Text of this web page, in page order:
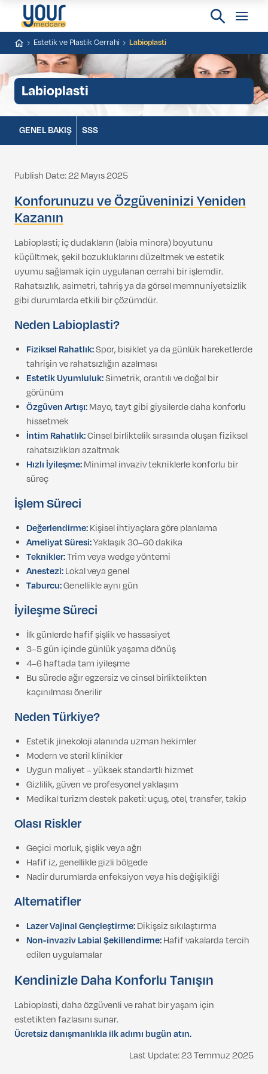
Estetik ve Plastik Cerrahi Labioplasti
Labioplasti
GENEL BAKIŞ SSS
Publish Date: 22 Mayıs 2025
Konforunuzu ve Özgüveninizi Yeniden
Kazanın
Labioplasti; iç dudakların (labia minora) boyutunu
küçültmek, şekil bozukluklarını düzeltmek ve estetik
uyumu sağlamak için uygulanan cerrahi bir işlemdir.
Rahatsızlık, asimetri, tahriş ya da görsel memnuniyetsizlik
gibi durumlarda etkili bir çözümdür.
Neden Labioplasti?
Fiziksel Rahatlık:Spor, bisiklet ya da günlük hareketlerde
tahrişin ve rahatsızlığın azalması
Estetik Uyumluluk:Simetrik, orantılı ve doğal bir
görünüm
Özgüven Artışı:Mayo, tayt gibi giysilerde daha konforlu
hissetmek
İntim Rahatlık:Cinsel birliktelik sırasında oluşan fiziksel
rahatsızlıkları azaltmak
Hızlı İyileşme:Minimal invaziv tekniklerle konforlu bir
süreç
İşlem Süreci
Değerlendirme:Kişisel ihtiyaçlara göre planlama
Ameliyat Süresi:Yaklaşık 30–60 dakika
Teknikler:Trim veya wedge yöntemi
Anestezi:Lokal veya genel
Taburcu:Genellikle aynı gün
İyileşme Süreci
İlk günlerde hafif şişlik ve hassasiyet
3–5 gün içinde günlük yaşama dönüş
4–6 haftada tam iyileşme
Bu sürede ağır egzersiz ve cinsel birliktelikten
kaçınılması önerilir
Neden Türkiye?
Estetik jinekoloji alanında uzman hekimler
Modern ve steril klinikler
Uygun maliyet – yüksek standartlı hizmet
Gizlilik, güven ve profesyonel yaklaşım
Medikal turizm destek paketi: uçuş, otel, transfer, takip
Olası Riskler
Geçici morluk, şişlik veya ağrı
Hafif iz, genellikle gizli bölgede
Nadir durumlarda enfeksiyon veya his değişikliği
Alternatifler
Lazer Vajinal Gençleştirme:Dikişsiz sıkılaştırma
Non-invaziv Labial Şekillendirme:Hafif vakalarda tercih
edilen uygulamalar
Kendinizle Daha Konforlu Tanışın
Labioplasti, daha özgüvenli ve rahat bir yaşam için
estetikten fazlasını sunar.
Ücretsiz danışmanlıkla ilk adımı bugün atın.
Last Update: 23 Temmuz 2025